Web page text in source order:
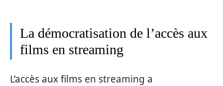
La démocratisation de l’accès aux
films en streaming
L’accès aux films en streaming a